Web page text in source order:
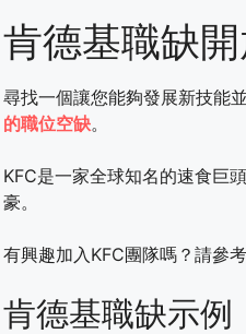
肯德基職缺
尋找一個讓您能夠發展新技能
的職位空缺。
KFC是一家全球知名的速食巨
豪。
有興趣加入KFC團隊嗎？請參
肯德基職缺示例